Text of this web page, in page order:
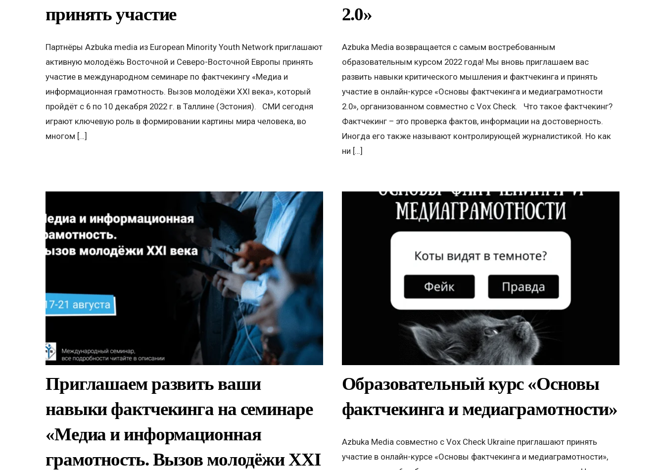
принять участие
Партнёры Azbuka media из European Minority Youth Network приглашают
активную молодёжь Восточной и Северо-Восточной Европы принять
участие в международном семинаре по фактчекингу «Медиа и
информационная грамотность. Вызов молодёжи ХХI века», который
пройдёт с 6 по 10 декабря 2022 г. в Таллине (Эстония). СМИ сегодня
играют ключевую роль в формировании картины мира человека, во
многом […]
2.0»
Azbuka Media возвращается с самым востребованным
образовательным курсом 2022 года! Мы вновь приглашаем вас
развить навыки критического мышления и фактчекинга и принять
участие в онлайн-курсе «Основы фактчекинга и медиаграмотности
2.0», организованном совместно с Vox Check. Что такое фактчекинг?
Фактчекинг – это проверка фактов, информации на достоверность.
Иногда его также называют контролирующей журналистикой. Но как
ни […]
Приглашаем развить ваши
навыки фактчекинга на семинаре
«Медиа и информационная
грамотность. Вызов молодёжи ХХI
Образовательный курс «Основы
фактчекинга и медиаграмотности»
Azbuka Media совместно с Vox Check Ukraine приглашают принять
участие в онлайн-курсе «Основы фактчекинга и медиаграмотности»,